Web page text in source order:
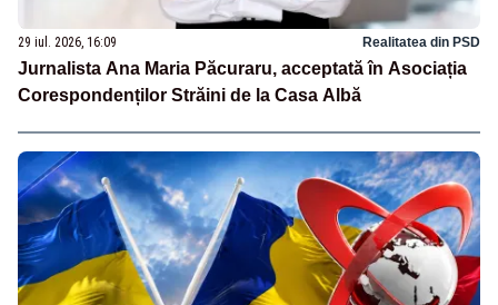
29 iul. 2026, 16:09 Realitatea din PSD
Jurnalista Ana Maria Păcuraru, acceptată în Asociația
Corespondenților Străini de la Casa Albă